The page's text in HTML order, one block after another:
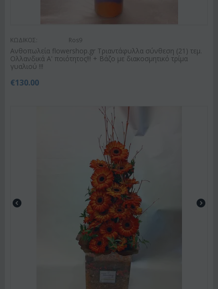
ΚΩΔΙΚΟΣ: Ros9
Ανθοπωλεία flowershop.gr Τριαντάφυλλα σύνθεση (21) τεμ.
Ολλανδικά Α' ποιότητος!!! + Βάζο με διακοσμητικό τρίμα
γυαλιού !!!
€130.00